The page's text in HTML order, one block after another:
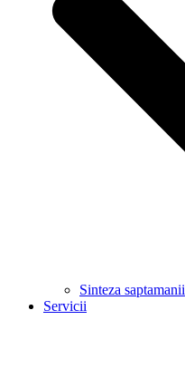
Sinteza saptamanii
Servicii